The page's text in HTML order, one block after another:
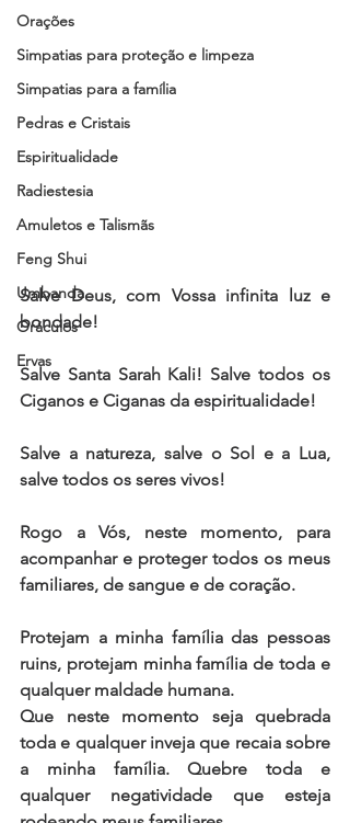
Orações
Simpatias para proteção e limpeza
Simpatias para a família
Pedras e Cristais
Espiritualidade
Radiestesia
Amuletos e Talismãs
Feng Shui
Umbanda
Oráculos
Ervas
Salve Deus, com Vossa infinita luz e
bondade!
Salve Santa Sarah Kali! Salve todos os
Ciganos e Ciganas da espiritualidade!
Salve a natureza, salve o Sol e a Lua,
salve todos os seres vivos!
Rogo a Vós, neste momento, para
acompanhar e proteger todos os meus
familiares, de sangue e de coração.
Protejam a minha família das pessoas
ruins, protejam minha família de toda e
qualquer maldade humana.
Que neste momento seja quebrada
toda e qualquer inveja que recaia sobre
a minha família. Quebre toda e
qualquer negatividade que esteja